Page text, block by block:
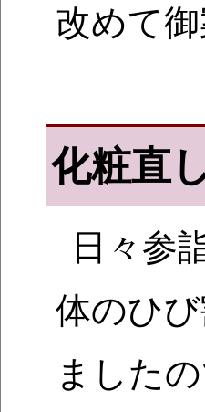
改めて
化粧直
日々参
体のひ
ました